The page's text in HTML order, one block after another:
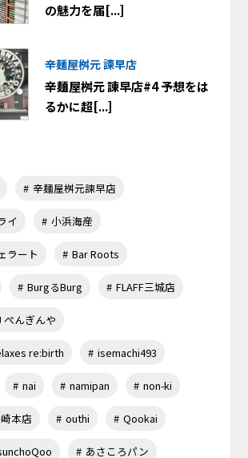
の魅力を届[...]
辛麺屋桝元 諫早店
辛麺屋桝元 諫早店#4 予想をは
るかに超[...]
辛麺屋桝元諫早店
イ 小浜海産
ラート Bar Roots
BurgるBurg FLAFF三城店
ぺんぎんや
re:birth isemachi493
nai namipan non-ki
本店 outhi Qookai
あさころパン